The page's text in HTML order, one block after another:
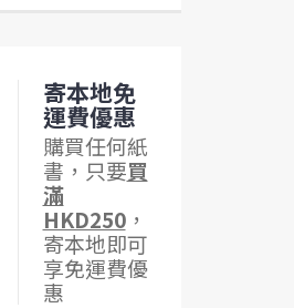
寄本地免
運費優惠
購買任何紙
書，只要買
滿
HKD250，
寄本地即可
享免運費優
惠